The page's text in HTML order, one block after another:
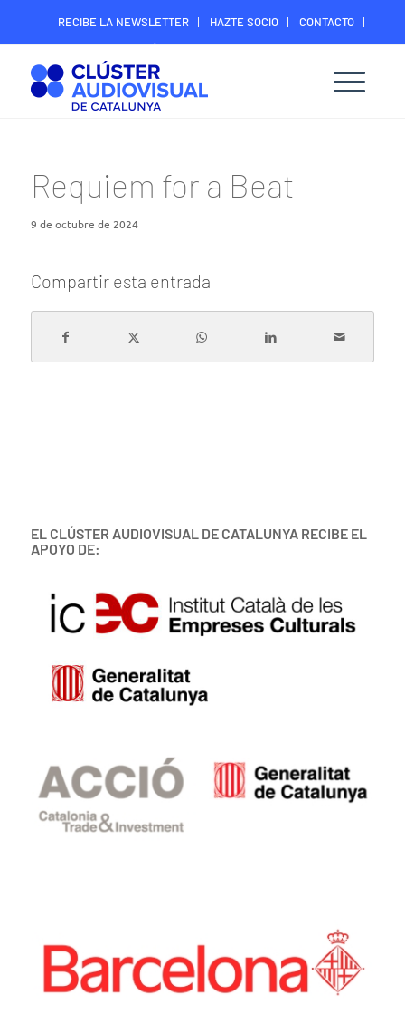
RECIBE LA NEWSLETTER HAZTE SOCIO
CONTACTO
ÁREA DIGITAL SOCIOS
Requiem for a Beat
9 de octubre de 2024
Compartir esta entrada
EL CLÚSTER AUDIOVISUAL DE CATALUNYA RECIBE EL
APOYO DE: